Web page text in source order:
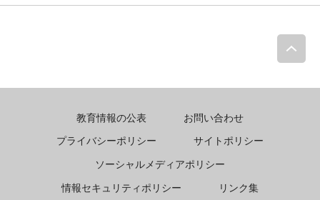
教育情報の公表
お問い合わせ
プライバシーポリシー
サイトポリシー
ソーシャルメディアポリシー
情報セキュリティポリシー
リンク集